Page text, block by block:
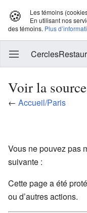
🍪
Les témoins
En utilisant nos
des témoins. Plus
Voir la
← Accueil/Paris
Vous ne pouvez pas
suivante :
Cette page a été
ou d’autres actions.